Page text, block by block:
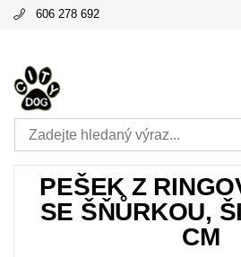
606 278 692
PEŠEK Z
SE ŠŇŮRKOU,
CM